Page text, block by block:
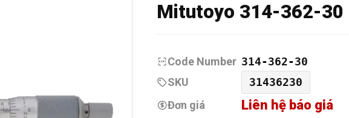
Mitutoyo 314-362-30
Code Number 314-362-30
SKU
31436230
Đơn giá
Liên hệ báo giá